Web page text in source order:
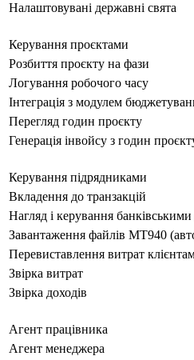
Налаштовувані державні свята
Керування проєктами
Розбиття проєкту на фази
Логування робочого часу
Інтеграція з модулем
Перегляд годин проєкту
Генерація інвойсу з годин
Керування підрядниками
Вкладення до транзакцій
Нагляд і керування
Завантаження файлів MT940
Перевиставлення витрат
Звірка витрат
Звірка доходів
Агент працівника
Агент менеджера